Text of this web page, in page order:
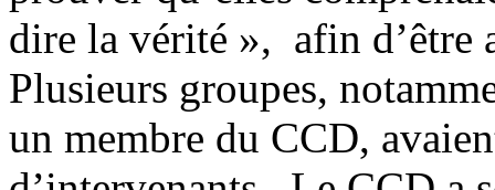
dire la vérité », afin d’être
Plusieurs groupes,
un membre du CCD,